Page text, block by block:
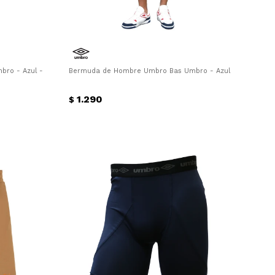
- Azul - Piedra Bermuda de Hombre Umbro Bas Umbro - Azul
$ 1.290